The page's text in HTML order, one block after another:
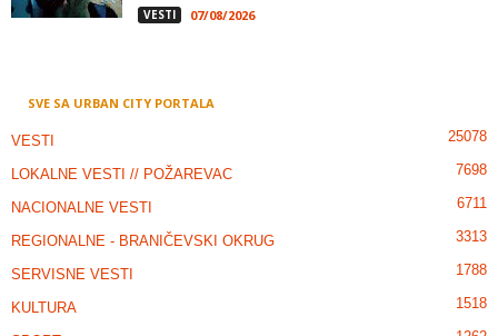
VESTI 07/08/2026
SVE SA URBAN CITY PORTALA
VESTI 25078
LOKALNE VESTI // POŽAREVAC 7698
NACIONALNE VESTI 6711
REGIONALNE - BRANIČEVSKI OKRUG 3313
SERVISNE VESTI 1788
KULTURA 1518